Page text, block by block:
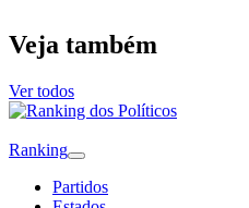
Veja também
Ver todos
Ranking
Partidos